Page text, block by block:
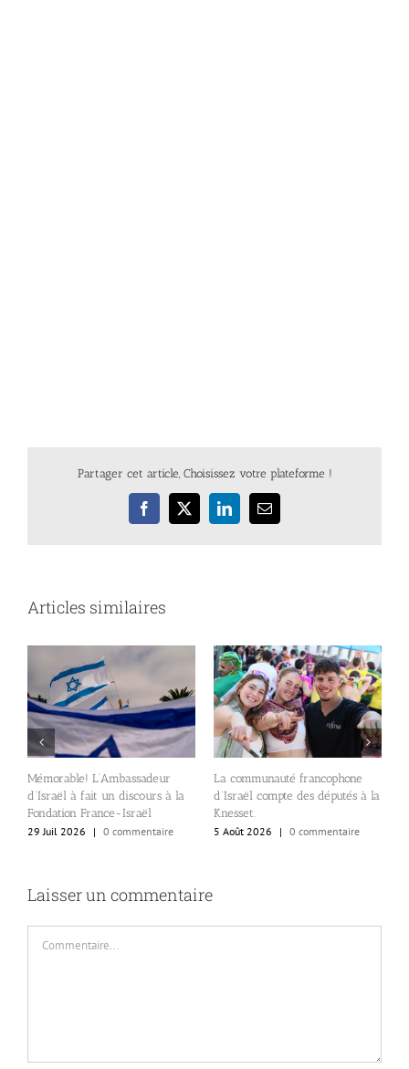
Partager cet article, Choisissez votre plateforme !
Facebook
X LinkedInEmail
Articles similaires
Mémorable! L’Ambassadeur
d’Israël à fait un discours à la
Fondation France-Israël
29 Juil 2026
| 0 commentaire
La communauté francophone
d’Israël compte des députés à la
Knesset.
5 Août 2026
| 0 commentaire
Laisser un commentaire